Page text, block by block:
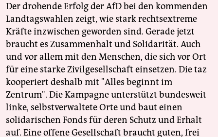
Der drohende Erfolg der AfD bei den kommenden
Landtagswahlen zeigt, wie stark rechtsextreme
Kräfte inzwischen geworden sind. Gerade jetzt
braucht es Zusammenhalt und Solidarität. Auch
und vor allem mit den Menschen, die sich vor Ort
für eine starke Zivilgesellschaft einsetzen. Die taz
kooperiert deshalb mit "Alles beginnt im
Zentrum". Die Kampagne unterstützt bundesweit
linke, selbstverwaltete Orte und baut einen
solidarischen Fonds für deren Schutz und Erhalt
auf. Eine offene Gesellschaft braucht guten, frei